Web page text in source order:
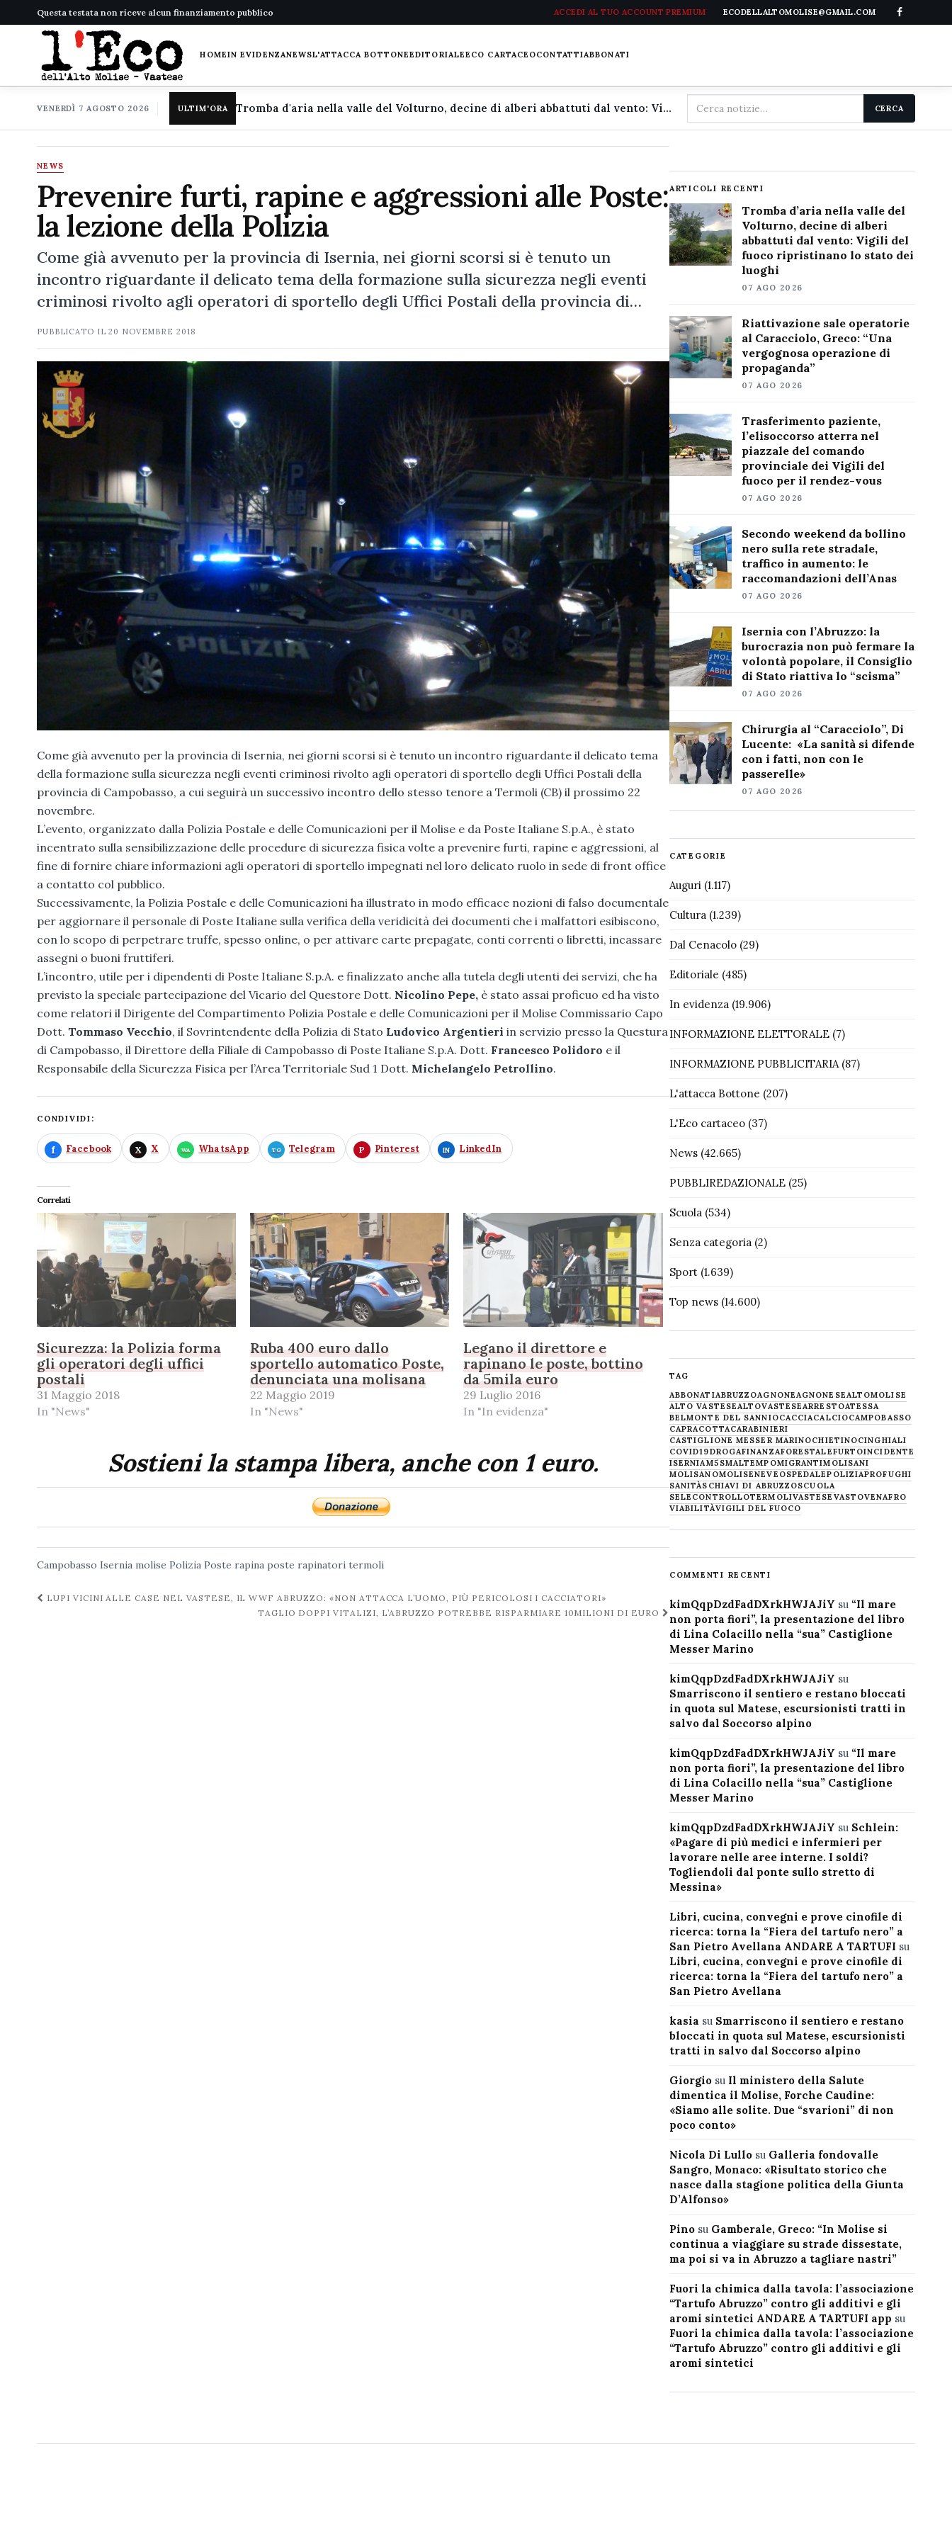
Questa testata non riceve alcun finanziamento pubblico ACCEDI AL TUO ACCOUNT PREMIUM ECODELLALTOMOLISE@GMAIL.COM
HOMEIN EVIDENZANEWSL'ATTACCA BOTTONEEDITORIALEECO CARTACEOCONTATTIABBONATI
VENERDÌ 7 AGOSTO 2026 ULTIM'ORA Tromba d'aria nella valle del Volturno, decine di alberi abbattuti dal vento: Vigili del fuoco ripristinano lo stato dei luoghi
Cerca
nel
CERCA
NEWS
Prevenire furti, rapine e aggressioni alle Poste:
la lezione della Polizia
Come già avvenuto per la provincia di Isernia, nei giorni scorsi si è tenuto un
incontro riguardante il delicato tema della formazione sulla sicurezza negli eventi
criminosi rivolto agli operatori di sportello degli Uffici Postali della provincia di…
PUBBLICATO IL20 NOVEMBRE 2018
Come già avvenuto per la provincia di Isernia, nei giorni scorsi si è tenuto un incontro riguardante il delicato tema
della formazione sulla sicurezza negli eventi criminosi rivolto agli operatori di sportello degli Uffici Postali della
provincia di Campobasso, a cui seguirà un successivo incontro dello stesso tenore a Termoli (CB) il prossimo 22
novembre.
L’evento, organizzato dalla Polizia Postale e delle Comunicazioni per il Molise e da Poste Italiane S.p.A., è stato
incentrato sulla sensibilizzazione delle procedure di sicurezza fisica volte a prevenire furti, rapine e aggressioni, al
fine di fornire chiare informazioni agli operatori di sportello impegnati nel loro delicato ruolo in sede di front office
a contatto col pubblico.
Successivamente, la Polizia Postale e delle Comunicazioni ha illustrato in modo efficace nozioni di falso documentale
per aggiornare il personale di Poste Italiane sulla verifica della veridicità dei documenti che i malfattori esibiscono,
con lo scopo di perpetrare truffe, spesso online, o per attivare carte prepagate, conti correnti o libretti, incassare
assegni o buoni fruttiferi.
L’incontro, utile per i dipendenti di Poste Italiane S.p.A. e finalizzato anche alla tutela degli utenti dei servizi, che ha
previsto la speciale partecipazione del Vicario del Questore Dott. Nicolino Pepe, è stato assai proficuo ed ha visto
come relatori il Dirigente del Compartimento Polizia Postale e delle Comunicazioni per il Molise Commissario Capo
Dott. Tommaso Vecchio, il Sovrintendente della Polizia di Stato Ludovico Argentieri in servizio presso la Questura
di Campobasso, il Direttore della Filiale di Campobasso di Poste Italiane S.p.A. Dott. Francesco Polidoro e il
Responsabile della Sicurezza Fisica per l’Area Territoriale Sud 1 Dott. Michelangelo Petrollino.
CONDIVIDI:
Facebook X WhatsApp Telegram Pinterest LinkedIn
Correlati
Sicurezza: la Polizia forma
gli operatori degli uffici
postali
31 Maggio 2018
In "News"
Ruba 400 euro dallo
sportello automatico Poste,
denunciata una molisana
22 Maggio 2019
In "News"
Legano il direttore e
rapinano le poste, bottino
da 5mila euro
29 Luglio 2016
In "In evidenza"
Sostieni la stampa libera, anche con 1 euro.
Campobasso Isernia molise Polizia Poste rapina poste rapinatori termoli
Navigazione
LUPI VICINI ALLE CASE NEL VASTESE, IL WWF ABRUZZO: «NON ATTACCA L’UOMO, PIÙ PERICOLOSI I CACCIATORI»
TAGLIO DOPPI VITALIZI, L’ABRUZZO POTREBBE RISPARMIARE 10MILIONI DI EURO
ARTICOLI RECENTI
Tromba d’aria nella valle del
Volturno, decine di alberi
abbattuti dal vento: Vigili del
fuoco ripristinano lo stato dei
luoghi
07 AGO 2026
Riattivazione sale operatorie
al Caracciolo, Greco: “Una
vergognosa operazione di
propaganda”
07 AGO 2026
Trasferimento paziente,
l’elisoccorso atterra nel
piazzale del comando
provinciale dei Vigili del
fuoco per il rendez-vous
07 AGO 2026
Secondo weekend da bollino
nero sulla rete stradale,
traffico in aumento: le
raccomandazioni dell’Anas
07 AGO 2026
Isernia con l’Abruzzo: la
burocrazia non può fermare la
volontà popolare, il Consiglio
di Stato riattiva lo “scisma”
07 AGO 2026
Chirurgia al “Caracciolo”, Di
Lucente: «La sanità si difende
con i fatti, non con le
passerelle»
07 AGO 2026
CATEGORIE
Auguri(1.117)
Cultura(1.239)
Dal Cenacolo(29)
Editoriale (485)
In evidenza(19.906)
INFORMAZIONE ELETTORALE(7)
INFORMAZIONE PUBBLICITARIA(87)
L'attacca Bottone (207)
L'Eco cartaceo(37)
News(42.665)
PUBBLIREDAZIONALE(25)
Scuola(534)
Senza categoria(2)
Sport(1.639)
Top news(14.600)
TAG
ABBONATIABRUZZOAGNONEAGNONESEALTOMOLISE
ALTO VASTESEALTOVASTESEARRESTOATESSA
BELMONTE DEL SANNIOCACCIACALCIOCAMPOBASSO
CAPRACOTTACARABINIERI
CASTIGLIONE MESSER MARINOCHIETINOCINGHIALI
COVID19DROGAFINANZAFORESTALEFURTOINCIDENTE
ISERNIAM5SMALTEMPOMIGRANTIMOLISANI
MOLISANOMOLISENEVE OSPEDALEPOLIZIAPROFUGHI
SANITÀSCHIAVI DI ABRUZZOSCUOLA
SELECONTROLLOTERMOLIVASTESE VASTOVENAFRO
VIABILITÀVIGILI DEL FUOCO
COMMENTI RECENTI
kimQqpDzdFadDXrkHWJAJiY su “Il mare
non porta fiori”, la presentazione del libro
di Lina Colacillo nella “sua” Castiglione
Messer Marino
kimQqpDzdFadDXrkHWJAJiY su
Smarriscono il sentiero e restano bloccati
in quota sul Matese, escursionisti tratti in
salvo dal Soccorso alpino
kimQqpDzdFadDXrkHWJAJiY su “Il mare
non porta fiori”, la presentazione del libro
di Lina Colacillo nella “sua” Castiglione
Messer Marino
kimQqpDzdFadDXrkHWJAJiY su Schlein:
«Pagare di più medici e infermieri per
lavorare nelle aree interne. I soldi?
Togliendoli dal ponte sullo stretto di
Messina»
Libri, cucina, convegni e prove cinofile di
ricerca: torna la “Fiera del tartufo nero” a
San Pietro Avellana ANDARE A TARTUFI su
Libri, cucina, convegni e prove cinofile di
ricerca: torna la “Fiera del tartufo nero” a
San Pietro Avellana
kasia su Smarriscono il sentiero e restano
bloccati in quota sul Matese, escursionisti
tratti in salvo dal Soccorso alpino
Giorgiosu Il ministero della Salute
dimentica il Molise, Forche Caudine:
«Siamo alle solite. Due “svarioni” di non
poco conto»
Nicola Di Lullosu Galleria fondovalle
Sangro, Monaco: «Risultato storico che
nasce dalla stagione politica della Giunta
D’Alfonso»
Pinosu Gamberale, Greco: “In Molise si
continua a viaggiare su strade dissestate,
ma poi si va in Abruzzo a tagliare nastri”
Fuori la chimica dalla tavola: l’associazione
“Tartufo Abruzzo” contro gli additivi e gli
aromi sintetici ANDARE A TARTUFI app su
Fuori la chimica dalla tavola: l’associazione
“Tartufo Abruzzo” contro gli additivi e gli
aromi sintetici